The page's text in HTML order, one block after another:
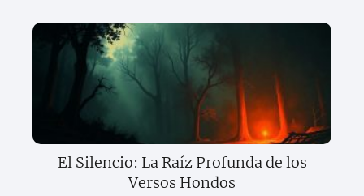
El Silencio: La Raíz Profunda de los
Versos Hondos